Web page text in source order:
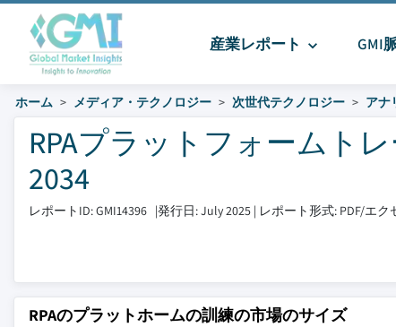
産業レポート GMI
ホーム メディア・テクノロジー 次世代テクノロジー アナ
RPAプラットフォームト
2034
レポートID: GMI14396 |発行日: July 2025 | レポート形式: PDF/エ
RPAのプラットホームの訓練の市場のサイズ